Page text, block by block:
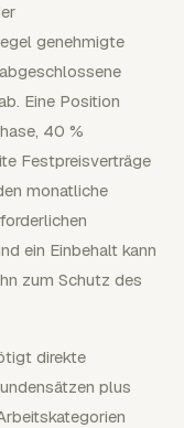
genehmigte
Eine Position
40 %
Festpreisverträge
monatliche
ein Einbehalt kann
zum Schutz des
direkte
plus